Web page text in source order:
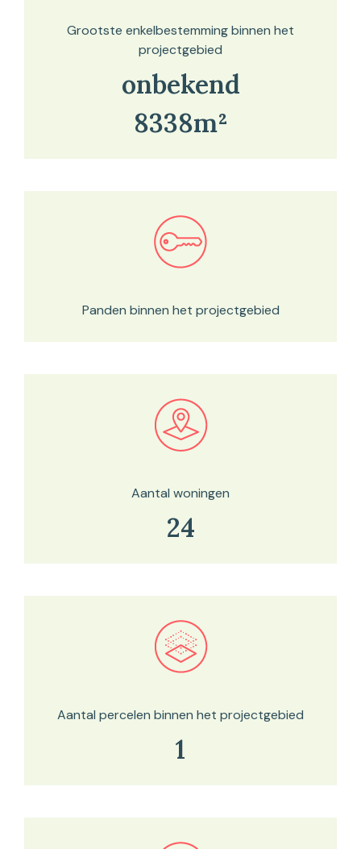
Grootste enkelbestemming binnen het
projectgebied
onbekend
8338m²
Bekijk in onze kaartviewer
Panden binnen het projectgebied
Bekijk in onze kaartviewer
Aantal woningen
24
Bekijk in onze kaartviewer
Aantal percelen binnen het projectgebied
1